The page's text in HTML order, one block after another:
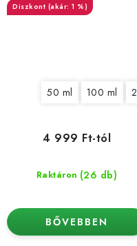
(akár: 1 %)
50 ml 100 ml
Raktáron (26 db)
4 999 Ft-tól
BŐVEBBEN